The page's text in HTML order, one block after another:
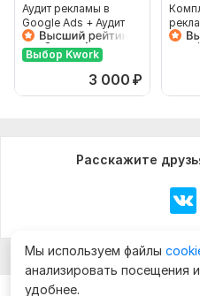
Аудит рекламы в
Google Ads + Аудит
Google Analytics
бесплатно. RU, EN
Выбор Kwork
3 000 ₽
Я.
Расскажите
Мы используем файлы
анализировать посещения
удобнее.